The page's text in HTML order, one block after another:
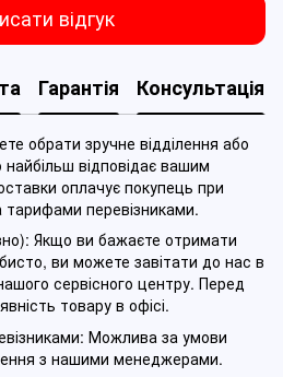
відгук
Гарантія Консультація
обрати зручне відділення або
відповідає вашим
оплачує покупець при
тарифами перевізниками.
Якщо ви бажаєте отримати
ви можете завітати до нас в
сервісного центру. Перед
товару в офісі.
Можлива за умови
з нашими менеджерами.